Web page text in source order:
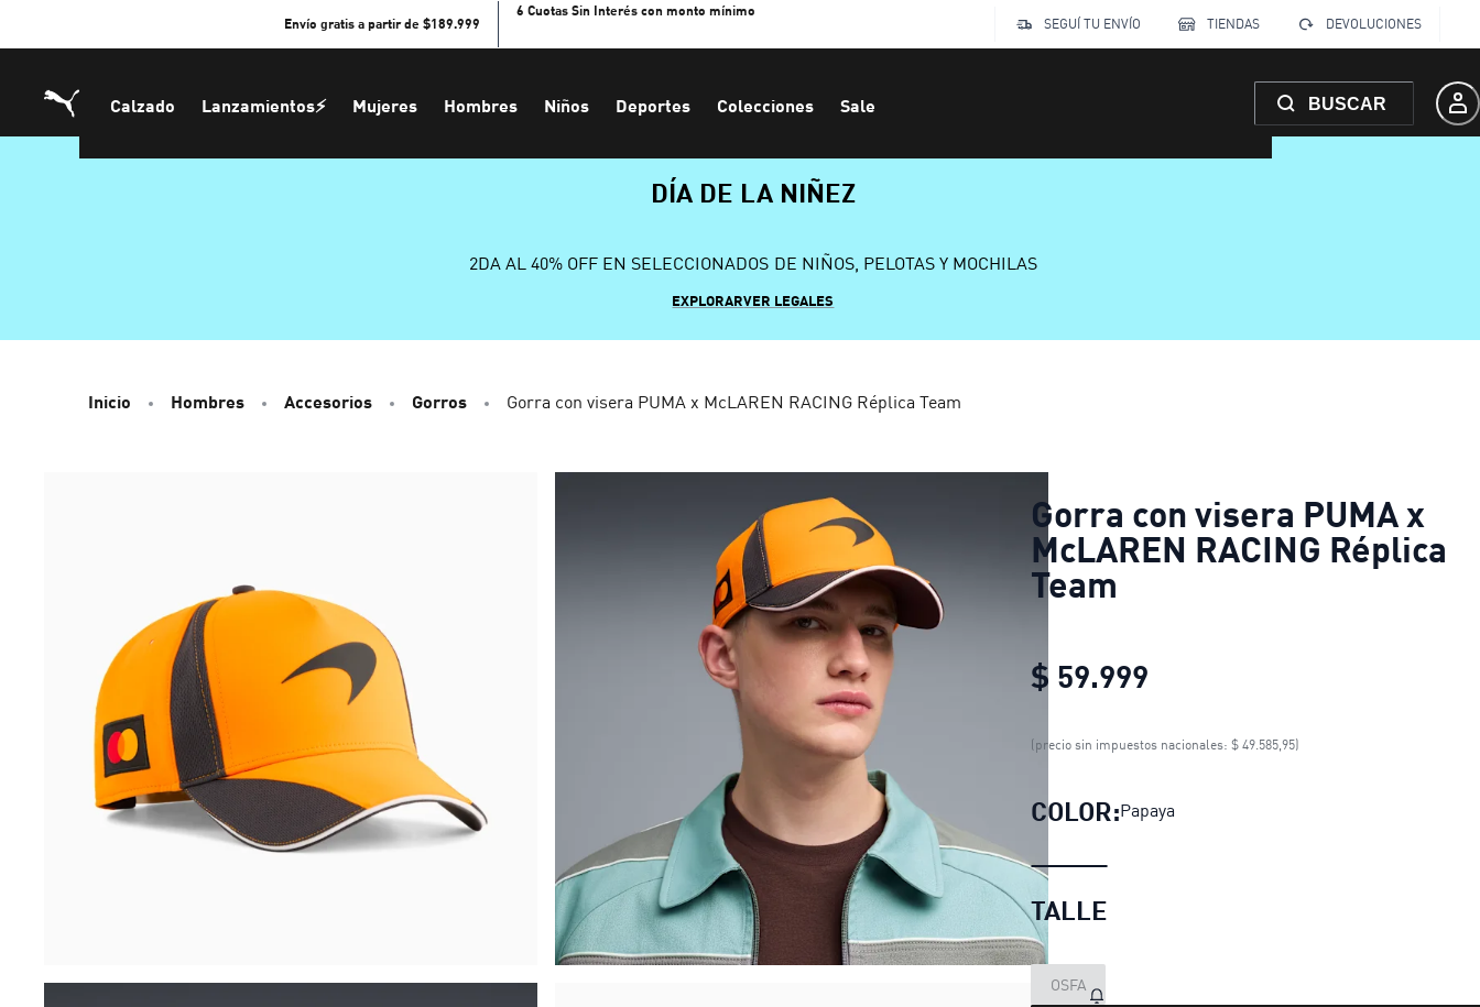
Envío gratis a partir de $189.999
6 Cuotas Sin Interés con monto mínimo
SEGUÍ TU ENVÍO
TIENDAS DEVOLUCIONES
Calzado Lanzamientos⚡ Mujeres Hombres Niños Deportes Colecciones Sale BUSCAR
DÍA DE LA NIÑEZ
2DA AL 40% OFF EN SELECCIONADOS DE NIÑOS, PELOTAS Y MOCHILAS
EXPLORARVER LEGALES
Inicio Hombres Accesorios Gorros Gorra con visera PUMA x McLAREN RACING Réplica Team
Gorra con visera PUMA x
McLAREN RACING Réplica
Team
$ 59.999
Gorra con visera PUMA x
(precio sin impuestos nacionales: $ 49.585,95)
COLOR:Papaya
TALLE
OSFA